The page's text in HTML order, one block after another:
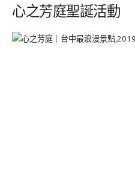
心之芳庭聖誕活動